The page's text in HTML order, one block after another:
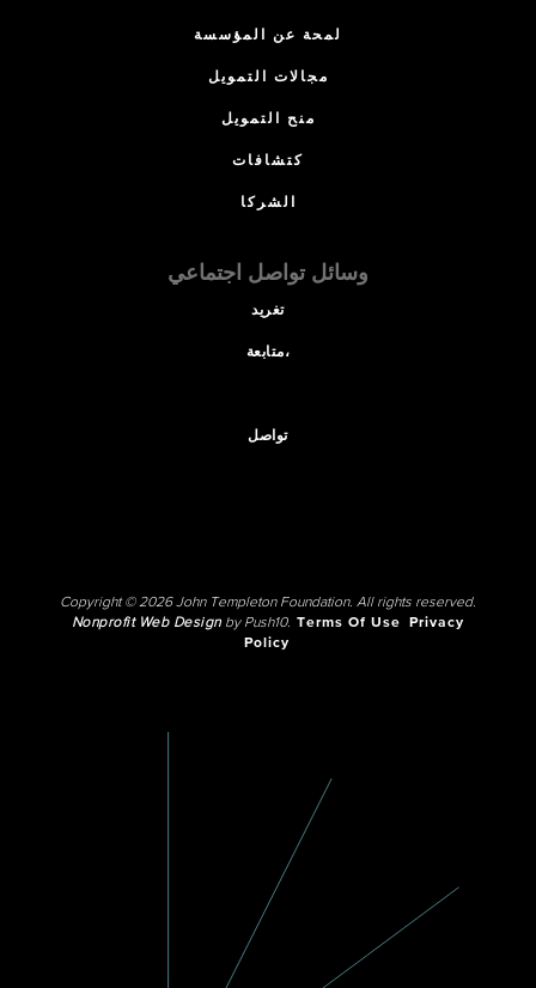
لمحة عن المؤسسة
مجالات التمويل
منح التمويل
كتشافات
الشركا
وسائل تواصل اجتماعي
تغريد
متابعة،
تواصل
Copyright © 2026 John Templeton Foundation. All rights reserved.
Nonprofit Web Designby Push10. Terms Of Use
Privacy
Policy